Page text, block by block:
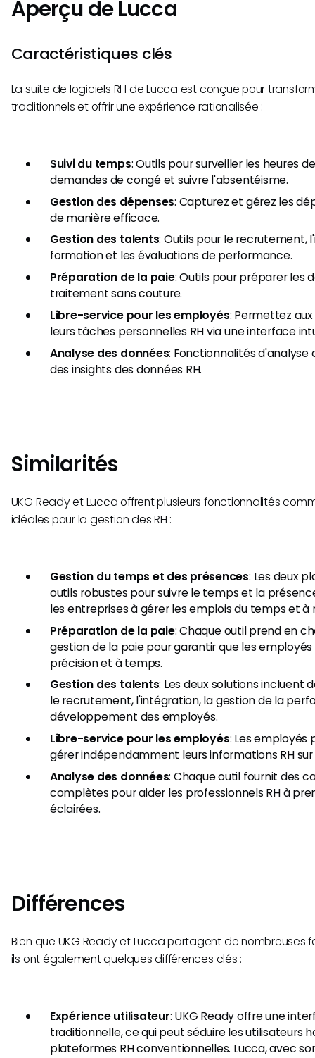
Aperçu de Lucca
Caractéristiques clés
La suite de logiciels RH de Lucca est conçue pour
traditionnels et offrir une expérience rationalisée :
Suivi du temps: Outils pour surveiller les heures
demandes de congé et suivre l'absentéisme.
Gestion des dépenses: Capturez et gérez les
de manière efficace.
Gestion des talents: Outils pour le recrutement,
formation et les évaluations de performance.
Préparation de la paie: Outils pour préparer les
traitement sans couture.
Libre-service pour les employés: Permettez
leurs tâches personnelles RH via une interface
Analyse des données: Fonctionnalités
des insights des données RH.
Similarités
UKG Ready et Lucca offrent plusieurs fonctionnalités
idéales pour la gestion des RH :
Gestion du temps et des présences: Les deux
outils robustes pour suivre le temps et la
les entreprises à gérer les emplois du temps et à
Préparation de la paie: Chaque outil prend en
gestion de la paie pour garantir que les
précision et à temps.
Gestion des talents: Les deux solutions incluent
le recrutement, l'intégration, la gestion de la
développement des employés.
Libre-service pour les employés: Les
gérer indépendamment leurs informations RH
Analyse des données: Chaque outil fournit des
complètes pour aider les professionnels RH à
éclairées.
Différences
Bien que UKG Ready et Lucca partagent de nombreuses
ils ont également quelques différences clés :
Expérience utilisateur: UKG Ready offre une
traditionnelle, ce qui peut séduire les utilisateurs
plateformes RH conventionnelles. Lucca, avec